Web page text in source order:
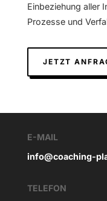
Einbeziehung aller
Prozesse und
JETZT
E-MAIL
info@coaching-
TELEFON